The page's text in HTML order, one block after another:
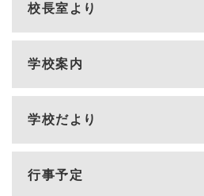
校長室より
学校案内
学校だより
行事予定